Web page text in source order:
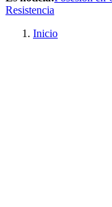
Resistencia
Inicio